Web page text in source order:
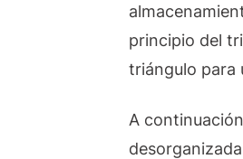
principio del
triángulo para
A